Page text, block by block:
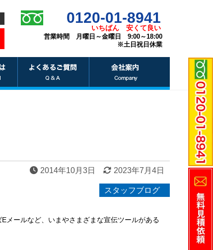
0120-01-8941
いちばん 安くて良い
営業時間 月曜日～金曜日 9:00～18:00
※土日祝日休業
2014年10月3日 2023年7月4日
スタッフブログ
メールなど、いまやさまざまな宣伝ツールがある